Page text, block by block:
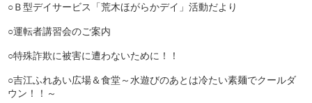
○Ｂ型デイサービス「荒木ほがらかデイ」活動だより
○運転者講習会のご案内
○特殊詐欺に被害に遭わないために！！
○吉江ふれあい広場＆食堂～水遊びのあとは冷たい素麺でクールダ
ウン！！～